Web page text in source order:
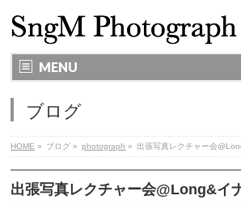
MENU
ブログ
HOME » ブログ » photograph » 出張写真レクチャー会
出張写真レクチャー会@Long&イ